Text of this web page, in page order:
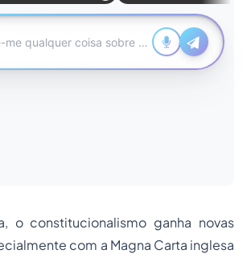
o constitucionalismo ganha novas
com a Magna Carta inglesa